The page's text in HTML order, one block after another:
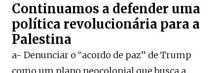
Continuamos a defender uma
política revolucionária para a
Palestina
a- Denunciar o “acordo de paz” de Trump
como um plano neocolonial que busca a